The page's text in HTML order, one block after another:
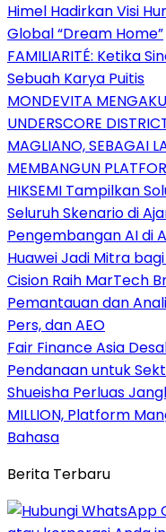
Himel Hadirkan Visi
Global “Dream Home”
FAMILIARITÉ: Ketika
Sebuah Karya Puitis
MONDEVITA
UNDERSCORE
MAGLIANO, SEBAGAI
MEMBANGUN
HIKSEMI Tampilkan
Seluruh Skenario di
Pengembangan AI di
Huawei Jadi Mitra bagi
Cision Raih MarTech
Pemantauan dan
Pers, dan AEO
Fair Finance Asia
Pendanaan untuk
Shueisha Perluas
MILLION, Platform
Bahasa
Berita Terbaru